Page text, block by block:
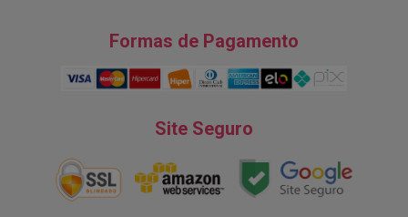
Formas de Pagamento
Site Seguro